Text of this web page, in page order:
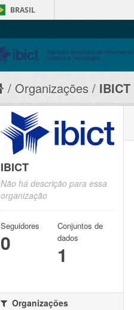
BRASIL
Organizações IBICT
IBICT
Não há descrição para essa
organização
Seguidores
0
Conjuntos de
dados
1
Organizações